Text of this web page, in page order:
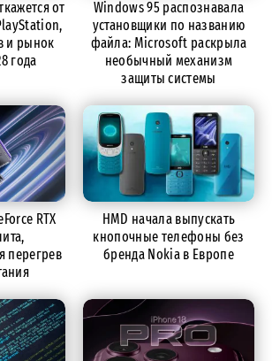
от
и рынок
года
Windows 95 распознавала
установщики по названию
файла: Microsoft раскрыла
необычный механизм
защиты системы
RTX
перегрев
HMD начала выпускать
кнопочные телефоны без
бренда Nokia в Европе